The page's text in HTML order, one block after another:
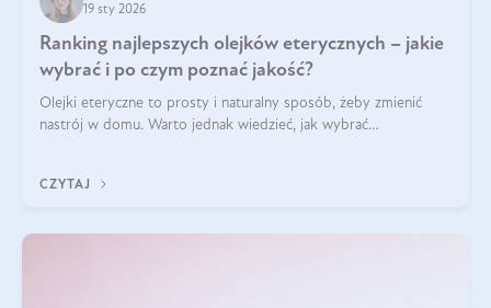
19 sty 2026
Ranking najlepszych olejków eterycznych – jakie
wybrać i po czym poznać jakość?
Olejki eteryczne to prosty i naturalny sposób, żeby zmienić
nastrój w domu. Warto jednak wiedzieć, jak wybrać
kryteria wyboru!
CZYTAJ